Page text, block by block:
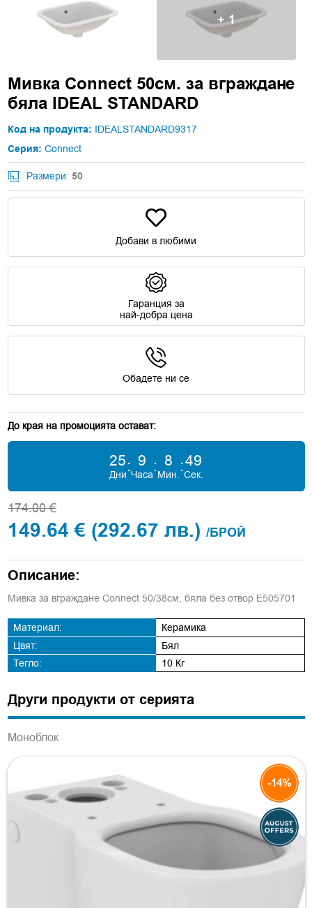
+ 1
Мивка Connect 50см. за вграждане
бяла IDEAL STANDARD
Код на продукта: IDEALSTANDARD9317
Серия: Connect
Размери: 50
Добави в любими
Гаранция за
най-добра цена
Обадете ни се
До края на промоцията остават:
25
Дни: 9
Часа: 8
Мин.:47
Сек.
174.00 €
149.64 € (292.67 лв.) /БРОЙ
Описание:
Мивка за вграждане Connect 50/38см, бяла без отвор E505701
Материал:
Керамика
Цвят:
Бял
Тегло:
10 Кг
Други продукти от серията
Моноблок
-14%